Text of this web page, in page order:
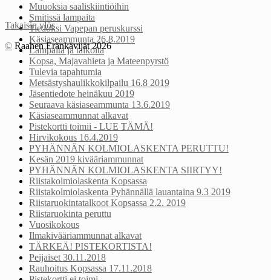
Muuoksia saaliskiintiöihin
Smitissä lampaita
Tiedoksi Vapepan peruskurssi
Käsiaseammunta 26.8.2019
Lampaita ja talkoita
Kopsa, Majavahieta ja Mateenpyrstö
Tulevia tapahtumia
Metsästyshaulikkokilpailu 16.8 2019
Jäsentiedote heinäkuu 2019
Seuraava käsiaseammunta 13.6.2019
Käsiaseammunnat alkavat
Pistekortti toimii - LUE TÄMÄ!
Hirvikokous 16.4.2019
PYHÄNNÄN KOLMIOLASKENTA PERUTTU!
Kesän 2019 kivääriammunnat
PYHÄNNÄN KOLMIOLASKENTA SIIRTYY!
Riistakolmiolaskenta Kopsassa
Riistakolmiolaskenta Pyhännällä lauantaina 9.3 2019
Riistaruokintatalkoot Kopsassa 2.2. 2019
Riistaruokinta peruttu
Vuosikokous
Ilmakivääriammunnat alkavat
TÄRKEÄ! PISTEKORTISTA!
Peijaiset 30.11.2018
Rauhoitus Kopsassa 17.11.2018
Takaisin ylös
© Raahen Eränkävijät 2026